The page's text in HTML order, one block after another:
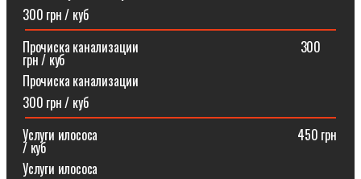
300 грн / куб
Прочиска канализации⠀⠀⠀⠀⠀⠀⠀⠀⠀⠀⠀⠀⠀⠀⠀⠀⠀300
грн / куб
Прочиска канализации
300 грн / куб
Услуги илососа⠀⠀⠀⠀⠀⠀⠀⠀⠀⠀⠀⠀⠀⠀⠀⠀⠀⠀⠀⠀⠀450 грн
/ куб
Услуги илососа